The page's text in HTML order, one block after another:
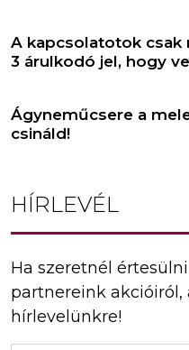
A kapcsolatotok
3 árulkodó jel, hogy
Ágyneműcsere a
csináld!
HÍRLEVÉL
Ha szeretnél
partnereink akcióiról,
hírlevelünkre!